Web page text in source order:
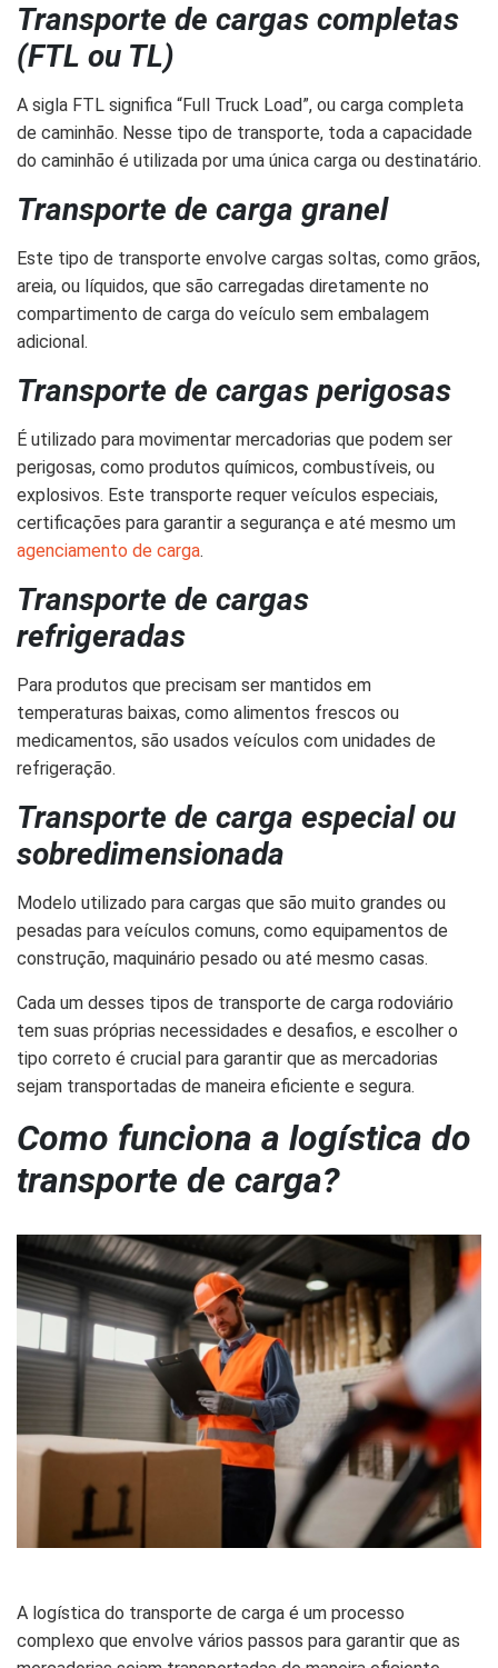
Transporte de cargas completas
(FTL ou TL)
A sigla FTL significa “Full Truck Load”, ou carga completa
de caminhão. Nesse tipo de transporte, toda a capacidade
do caminhão é utilizada por uma única carga ou destinatário.
Transporte de carga granel
Este tipo de transporte envolve cargas soltas, como grãos,
areia, ou líquidos, que são carregadas diretamente no
compartimento de carga do veículo sem embalagem
adicional.
Transporte de cargas perigosas
É utilizado para movimentar mercadorias que podem ser
perigosas, como produtos químicos, combustíveis, ou
explosivos. Este transporte requer veículos especiais,
certificações para garantir a segurança e até mesmo um
agenciamento de carga.
Transporte de cargas
refrigeradas
Para produtos que precisam ser mantidos em
temperaturas baixas, como alimentos frescos ou
medicamentos, são usados veículos com unidades de
refrigeração.
Transporte de carga especial ou
sobredimensionada
Modelo utilizado para cargas que são muito grandes ou
pesadas para veículos comuns, como equipamentos de
construção, maquinário pesado ou até mesmo casas.
Cada um desses tipos de transporte de carga rodoviário
tem suas próprias necessidades e desafios, e escolher o
tipo correto é crucial para garantir que as mercadorias
sejam transportadas de maneira eficiente e segura.
Como funciona a logística do
transporte de carga?
A logística do transporte de carga é um processo
complexo que envolve vários passos para garantir que as